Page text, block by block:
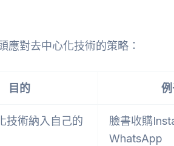
應對去中心化技術的策略：
目的
技術納入自己的
臉書收購
WhatsApp